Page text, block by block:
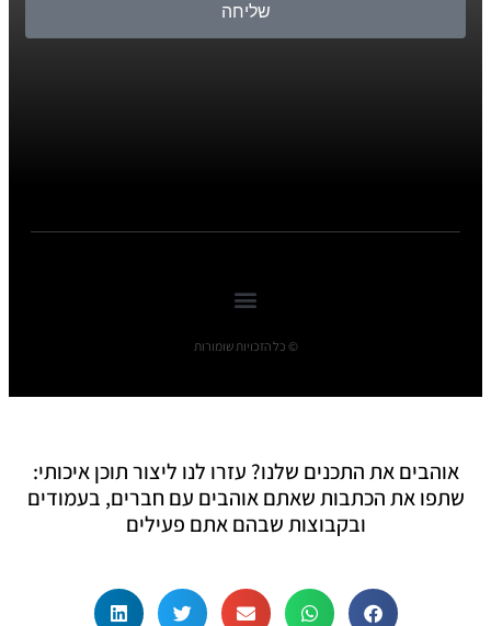
שליחה
© כל הזכויות שומורות
אוהבים את התכנים שלנו? עזרו לנו ליצור תוכן איכותי:
שתפו את הכתבות שאתם אוהבים עם חברים, בעמודים
ובקבוצות שבהם אתם פעילים